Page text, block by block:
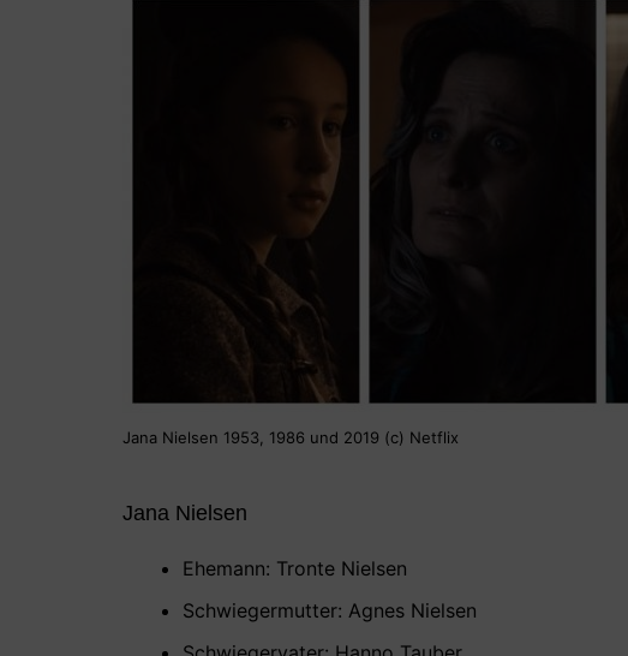
Jana Nielsen 1953, 1986 und 2019 (c) Netflix
Jana Nielsen
Ehemann: Tronte Nielsen
Schwiegermutter: Agnes Nielsen